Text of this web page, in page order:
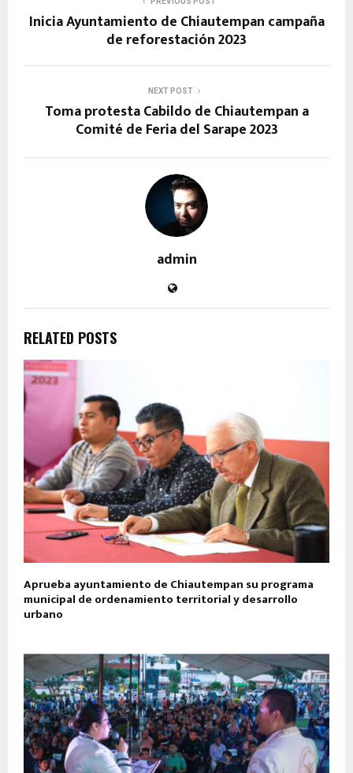
Inicia Ayuntamiento de Chiautempan campaña
de reforestación 2023
NEXT POST
Toma protesta Cabildo de Chiautempan a
Comité de Feria del Sarape 2023
admin
RELATED POSTS
Aprueba ayuntamiento de Chiautempan su programa
municipal de ordenamiento territorial y desarrollo
urbano